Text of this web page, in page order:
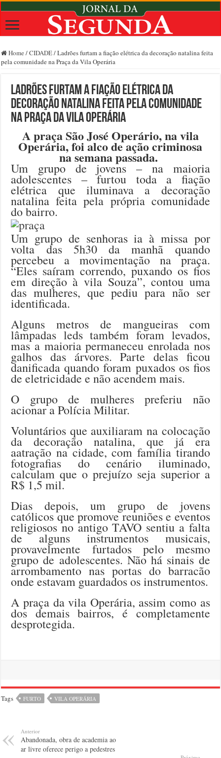
Home /CIDADE/Ladrões furtam a fiação elétrica da decoração natalina feita
pela comunidade na Praça da Vila Operária
Ladrões furtam a fiação elétrica da
decoração natalina feita pela comunidade
na Praça da Vila Operária
A praça São José Operário, na vila
Operária, foi alco de ação criminosa
na semana passada.
Um grupo de jovens – na maioria
adolescentes – furtou toda a fiação
elétrica que iluminava a decoração
natalina feita pela própria comunidade
do bairro.
Um grupo de senhoras ia à missa por
volta das 5h30 da manhã quando
percebeu a movimentação na praça.
“Eles saíram correndo, puxando os fios
em direção à vila Souza”, contou uma
das mulheres, que pediu para não ser
identificada.
Alguns metros de mangueiras com
lâmpadas leds também foram levados,
mas a maioria permaneceu enrolada nos
galhos das árvores. Parte delas ficou
danificada quando foram puxados os fios
de eletricidade e não acendem mais.
O grupo de mulheres preferiu não
acionar a Polícia Militar.
Voluntários que auxiliaram na colocação
da decoração natalina, que já era
aatração na cidade, com família tirando
fotografias do cenário iluminado,
calculam que o prejuízo seja superior a
R$ 1,5 mil.
Dias depois, um grupo de jovens
católicos que promove reuniões e eventos
religiosos no antigo TAVO sentiu a falta
de alguns instrumentos musicais,
provavelmente furtados pelo mesmo
grupo de adolescentes. Não há sinais de
arrombamento nas portas do barracão
onde estavam guardados os instrumentos.
A praça da vila Operária, assim como as
dos demais bairros, é completamente
desprotegida.
Tags FURTO VILA OPERÁRIA
Anterior
Abandonada, obra de academia ao
ar livre oferece perigo a pedestres